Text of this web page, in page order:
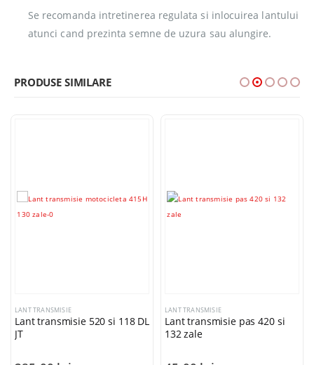
Se recomanda intretinerea regulata si inlocuirea lantului
atunci cand prezinta semne de uzura sau alungire.
PRODUSE SIMILARE
LANT TRANSMISIE
Lant transmisie 520 si 118 DL
JT
LANT TRANSMISIE
Lant transmisie pas 420 si
132 zale